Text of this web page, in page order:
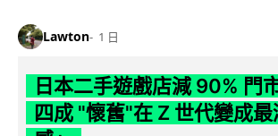
Lawton 1 日
日本二手遊戲店減 90% 門
四成 "懷舊"在 Z 世代變成